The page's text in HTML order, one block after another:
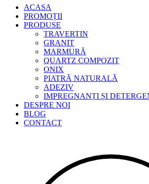
ACASA
PROMOȚII
PRODUSE
TRAVERTIN
GRANIT
MARMURĂ
QUARTZ COMPOZIT
ONIX
PIATRĂ NATURALĂ
ADEZIV
IMPREGNANȚI ȘI
DESPRE NOI
BLOG
CONTACT